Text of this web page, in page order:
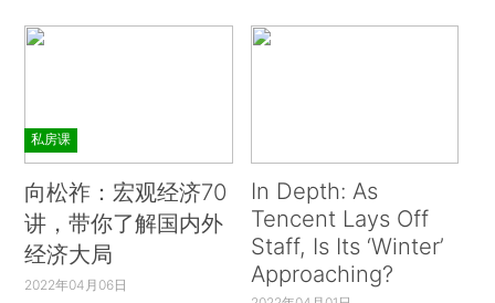
私房课
向松祚：宏观经济70
讲，带你了解国内外
经济大局
2022年04月06日
In Depth: As
Tencent Lays Off
Staff, Is Its ‘Winter’
Approaching?